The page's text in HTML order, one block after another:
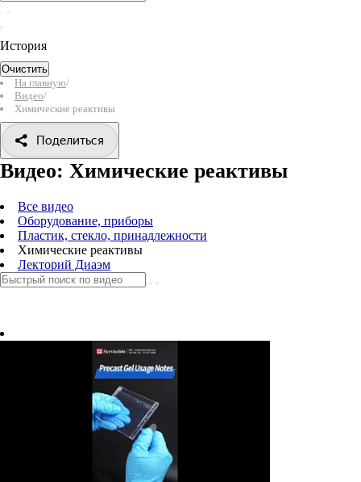
История
Очистить
На главную/
Видео/
Химические реактивы
Поделиться
Видео: Химические реактивы
Все видео
Оборудование, приборы
Пластик, стекло, принадлежности
Химические реактивы
Лекторий Диаэм